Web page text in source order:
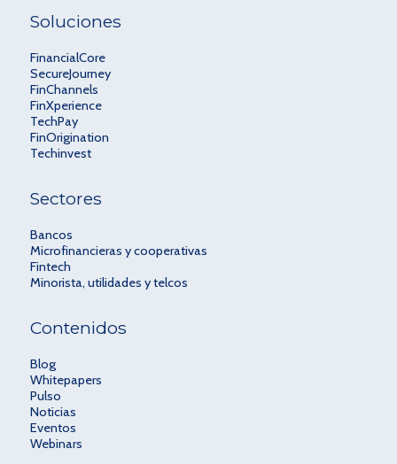
Soluciones
FinancialCore
SecureJourney
FinChannels
FinXperience
TechPay
FinOrigination
Techinvest
Sectores
Bancos
Microfinancieras y cooperativas
Fintech
Minorista, utilidades y telcos
Contenidos
Blog
Whitepapers
Pulso
Noticias
Eventos
Webinars